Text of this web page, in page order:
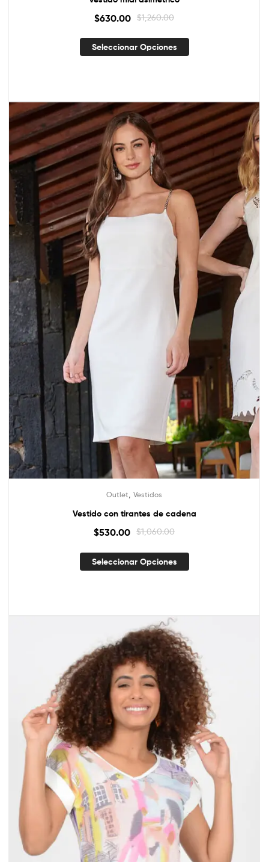
$1,260.00
$630.00
Seleccionar Opciones
Outlet, Vestidos
Vestido con tirantes de cadena
$1,060.00
$530.00
Seleccionar Opciones